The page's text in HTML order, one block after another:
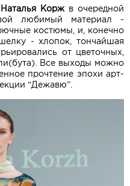
Наталья Корж в очередной
любимый материал -
костюмы, и, конечно
- хлопок, тончайшая
от цветочных,
Все выходы можно
прочтение эпохи арт-
“Дежавю”.